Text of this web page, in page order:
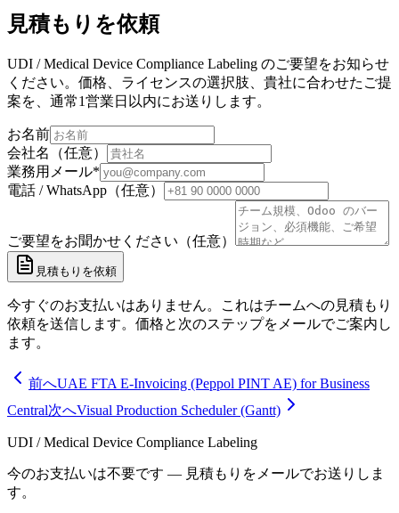
見積もりを依頼
UDI / Medical Device Compliance Labeling のご要望をお知らせ
ください。価格、ライセンスの選択肢、貴社に合わせたご提
案を、通常1営業日以内にお送りします。
お名前
会社名（任意）
業務用メール*
電話 / WhatsApp（任意）
ご要望をお聞かせください（任意）
見積もりを依頼
今すぐのお支払いはありません。これはチームへの見積もり
依頼を送信します。価格と次のステップをメールでご案内し
ます。
前へUAE FTA E-Invoicing (Peppol PINT AE) for Business
Central次へVisual Production Scheduler (Gantt)
UDI / Medical Device Compliance Labeling
今のお支払いは不要です — 見積もりをメールでお送りしま
す。